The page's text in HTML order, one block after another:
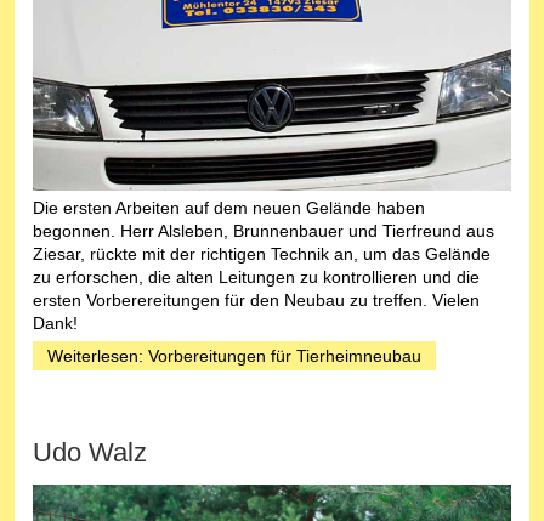
Die ersten Arbeiten auf dem neuen Gelände haben
begonnen. Herr Alsleben, Brunnenbauer und Tierfreund aus
Ziesar, rückte mit der richtigen Technik an, um das Gelände
zu erforschen, die alten Leitungen zu kontrollieren und die
ersten Vorberereitungen für den Neubau zu treffen. Vielen
Dank!
Weiterlesen: Vorbereitungen für Tierheimneubau
Udo Walz